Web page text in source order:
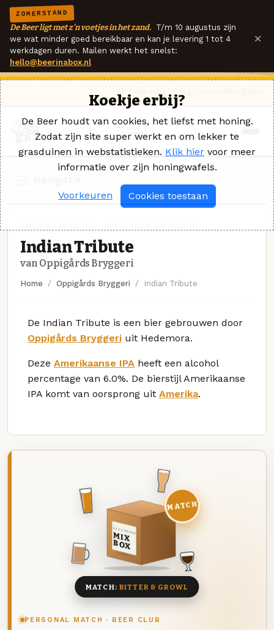
ZOMERSTAND
De Beer ligt met z'n voetjes in het zand. T/m 10 augustus zijn
we wat minder goed bereikbaar en kan je levering 1 tot 4
werkdagen duren. Mailen werkt het snelst:
hello@beerinabox.nl
×
Indian Tribute
van Oppigårds Bryggeri
Home Oppigårds Bryggeri Indian Tribute
De Indian Tribute is een bier gebrouwen door
Oppigårds Bryggeri uit Hedemora.
Deze Amerikaanse IPA heeft een alcohol
percentage van 6.0%. De bierstijl Amerikaanse
IPA komt van oorsprong uit Amerika.
PERSONAL MATCH · BEER CLUB
DEZE MAAND
MIX
BOX
8 BIEREN
MATCH
MATCH: BITTER & GROWL
Koekje erbij?
De Beer houdt van cookies, het liefst met honing.
Zodat zijn site super werkt en om lekker te
grasduinen in webstatistieken. Klik hier voor meer
informatie over zijn honingwafels.
Voorkeuren Cookies toestaan